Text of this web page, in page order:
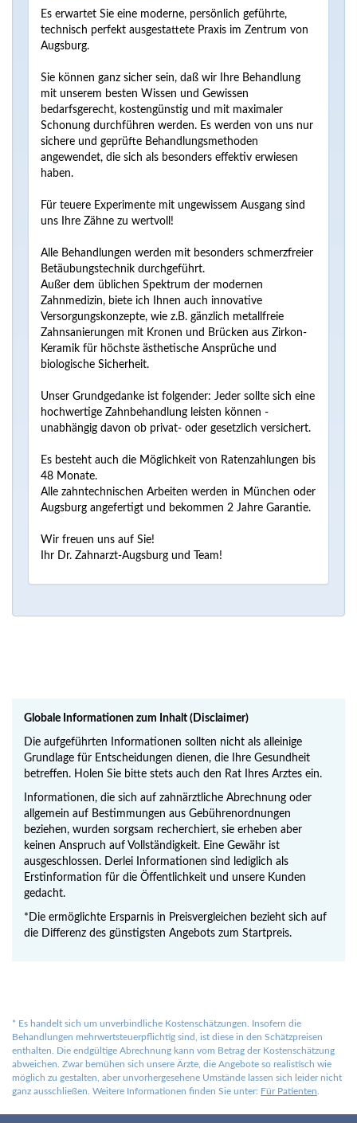
Es erwartet Sie eine moderne, persönlich geführte,
technisch perfekt ausgestattete Praxis im Zentrum von
Augsburg.
Sie können ganz sicher sein, daß wir Ihre Behandlung
mit unserem besten Wissen und Gewissen
bedarfsgerecht, kostengünstig und mit maximaler
Schonung durchführen werden. Es werden von uns nur
sichere und geprüfte Behandlungsmethoden
angewendet, die sich als besonders effektiv erwiesen
haben.
Für teuere Experimente mit ungewissem Ausgang sind
uns Ihre Zähne zu wertvoll!
Alle Behandlungen werden mit besonders schmerzfreier
Betäubungstechnik durchgeführt.
Außer dem üblichen Spektrum der modernen
Zahnmedizin, biete ich Ihnen auch innovative
Versorgungskonzepte, wie z.B. gänzlich metallfreie
Zahnsanierungen mit Kronen und Brücken aus Zirkon-
Keramik für höchste ästhetische Ansprüche und
biologische Sicherheit.
Unser Grundgedanke ist folgender: Jeder sollte sich eine
hochwertige Zahnbehandlung leisten können -
unabhängig davon ob privat- oder gesetzlich versichert.
Es besteht auch die Möglichkeit von Ratenzahlungen bis
48 Monate.
Alle zahntechnischen Arbeiten werden in München oder
Augsburg angefertigt und bekommen 2 Jahre Garantie.
Wir freuen uns auf Sie!
Ihr Dr. Zahnarzt-Augsburg und Team!
Globale Informationen zum Inhalt (Disclaimer)
Die aufgeführten Informationen sollten nicht als alleinige
Grundlage für Entscheidungen dienen, die Ihre Gesundheit
betreffen. Holen Sie bitte stets auch den Rat Ihres Arztes ein.
Informationen, die sich auf zahnärztliche Abrechnung oder
allgemein auf Bestimmungen aus Gebührenordnungen
beziehen, wurden sorgsam recherchiert, sie erheben aber
keinen Anspruch auf Vollständigkeit. Eine Gewähr ist
ausgeschlossen. Derlei Informationen sind lediglich als
Erstinformation für die Öffentlichkeit und unsere Kunden
gedacht.
*Die ermöglichte Ersparnis in Preisvergleichen bezieht sich auf
die Differenz des günstigsten Angebots zum Startpreis.
* Es handelt sich um unverbindliche Kostenschätzungen. Insofern die
Behandlungen mehrwertsteuerpflichtig sind, ist diese in den Schätzpreisen
enthalten. Die endgültige Abrechnung kann vom Betrag der Kostenschätzung
abweichen. Zwar bemühen sich unsere Ärzte, die Angebote so realistisch wie
möglich zu gestalten, aber unvorhergesehene Umstände lassen sich leider nicht
ganz ausschließen. Weitere Informationen finden Sie unter: Für Patienten